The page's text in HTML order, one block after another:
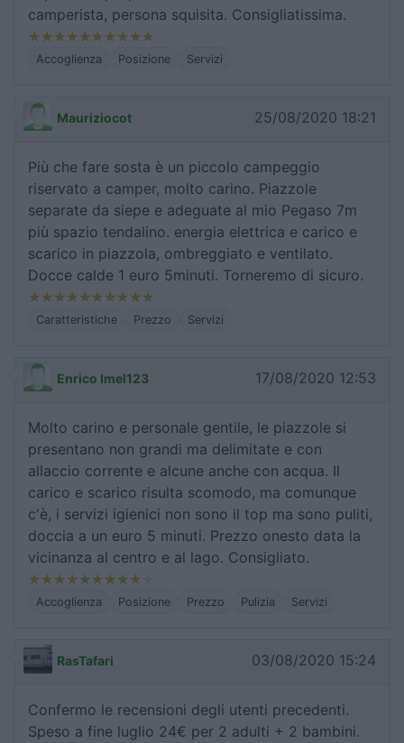
camperista, persona squisita. Consigliatissima.
Accoglienza Posizione Servizi
Mauriziocot 25/08/2020 18:21
Più che fare sosta è un piccolo campeggio
riservato a camper, molto carino. Piazzole
separate da siepe e adeguate al mio Pegaso 7m
più spazio tendalino. energia elettrica e carico e
scarico in piazzola, ombreggiato e ventilato.
Docce calde 1 euro 5minuti. Torneremo di sicuro.
Caratteristiche Prezzo Servizi
Enrico lmel123 17/08/2020 12:53
Molto carino e personale gentile, le piazzole si
presentano non grandi ma delimitate e con
allaccio corrente e alcune anche con acqua. Il
carico e scarico risulta scomodo, ma comunque
c'è, i servizi igienici non sono il top ma sono puliti,
doccia a un euro 5 minuti. Prezzo onesto data la
vicinanza al centro e al lago. Consigliato.
Accoglienza Posizione Prezzo Pulizia Servizi
RasTafari 03/08/2020 15:24
Confermo le recensioni degli utenti precedenti.
Speso a fine luglio 24€ per 2 adulti + 2 bambini.